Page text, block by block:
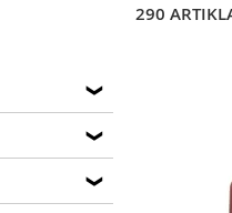
290